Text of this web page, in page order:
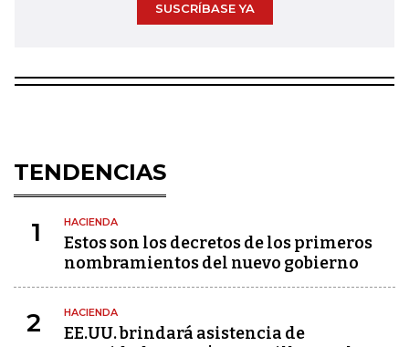
SUSCRÍBASE YA
TENDENCIAS
1 HACIENDA
Estos son los decretos de los primeros
nombramientos del nuevo gobierno
2 HACIENDA
EE.UU. brindará asistencia de